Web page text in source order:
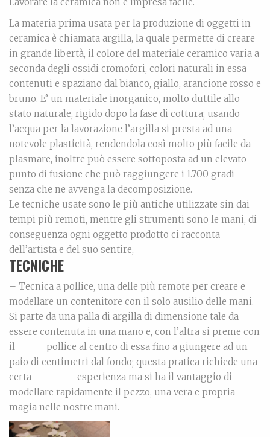
La materia prima usata per la produzione di oggetti in
ceramica è chiamata argilla, la quale permette di creare
in grande libertà, il colore del materiale ceramico varia a
seconda degli ossidi cromofori, colori naturali in essa
contenuti e spaziano dal bianco, giallo, arancione rosso e
bruno. E’ un materiale inorganico, molto duttile allo
stato naturale, rigido dopo la fase di cottura; usando
l’acqua per la lavorazione l’argilla si presta ad una
notevole plasticità, rendendola così molto più facile da
plasmare, inoltre può essere sottoposta ad un elevato
punto di fusione che può raggiungere i 1.700 gradi
senza che ne avvenga la decomposizione.
Le tecniche usate sono le più antiche utilizzate sin dai
tempi più remoti, mentre gli strumenti sono le mani, di
conseguenza ogni oggetto prodotto ci racconta
dell’artista e del suo sentire,
TECNICHE
– Tecnica a pollice, una delle più remote per creare e
modellare un contenitore con il solo ausilio delle mani.
Si parte da una palla di argilla di dimensione tale da
essere contenuta in una mano e, con l’altra si preme con
il pollice al centro di essa fino a giungere ad un
paio di centimetri dal fondo; questa pratica richiede una
certa esperienza ma si ha il vantaggio di
modellare rapidamente il pezzo, una vera e propria
magia nelle nostre mani.